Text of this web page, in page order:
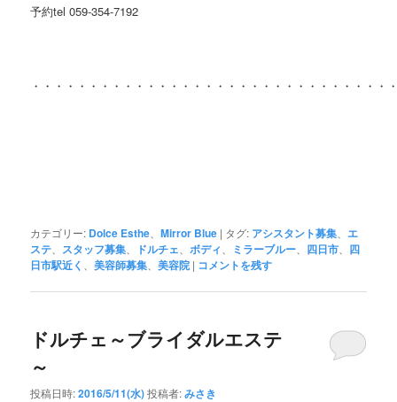
予約tel 059-354-7192
・・・・・・・・・・・・・・・・・・・・・・・・・・・・・・
カテゴリー: Dolce Esthe 、Mirror Blue | タグ: アシスタント募集
エ
ステ
スタッフ募集 ドルチェ ボディ ミラーブルー 四日市
四
日市駅近く
、美容師募集 、美容院 | コメントを残す
ドルチェ～ブライダルエステ
～
投稿日時:2016/5/11(水)投稿者:みさき